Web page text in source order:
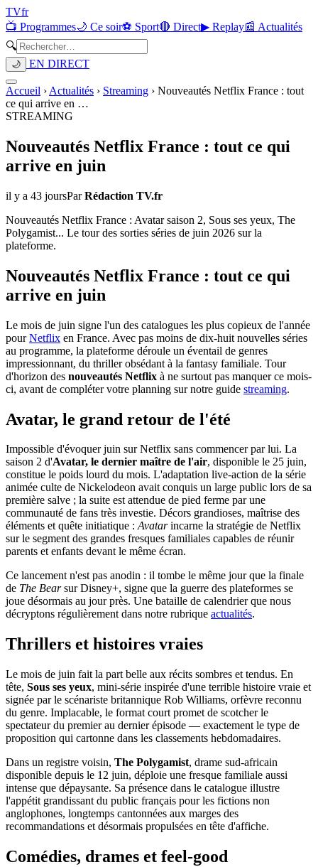
TVfr
📺 Programmes🌙 Ce soir⚽ Sport🔴 Direct▶ Replay📰 Actualités
🔍
🌙 EN DIRECT
Accueil › Actualités › Streaming › Nouveautés Netflix France : tout
ce qui arrive en …
STREAMING
Nouveautés Netflix France : tout ce qui
arrive en juin
il y a 43 joursParRédaction TV.fr
Nouveautés Netflix France : Avatar saison 2, Sous ses yeux, The
Polygamist... Le tour des sorties séries de juin 2026 sur la
plateforme.
Nouveautés Netflix France : tout ce qui
arrive en juin
Le mois de juin signe l'un des catalogues les plus copieux de l'année
pourNetflix en France. Avec pas moins de dix-huit nouvelles séries
au programme, la plateforme déroule un éventail de genres
impressionnant, du thriller obsédant à la fantasy familiale. Tour
d'horizon des nouveautés Netflix à ne surtout pas manquer ce mois-
ci, avant de compléter votre planning sur notre guide streaming.
Avatar, le grand retour de l'été
Impossible d'évoquer juin sur Netflix sans commencer par lui. La
saison 2 d'Avatar, le dernier maître de l'air, disponible le 25 juin,
constitue le poids lourd du mois. L'adaptation live-action de la série
animée culte de Nickelodeon avait conquis un large public lors de sa
première salve ; la suite est attendue de pied ferme par une
communauté de fans très investie. Décors grandioses, maîtrise des
éléments et quête initiatique :Avatarincarne la stratégie de Netflix
sur le segment des grandes fresques familiales capables de réunir
parents et enfants devant le même écran.
Ce lancement n'est pas anodin : il tombe le même jour que la finale
de The Bearsur Disney+, signe que la guerre des plateformes se
joue désormais au jour près. Une bataille de calendrier que nous
décryptons régulièrement dans notre rubrique actualités.
Thrillers et histoires vraies
Le mois de juin fait la part belle aux récits sombres et tendus. En
tête, Sous ses yeux, mini-série inspirée d'une terrible histoire vraie et
signée par le scénariste britannique Rob Williams, orfèvre reconnu
du genre. Implacable, le format court promet de scotcher le
spectateur du premier au dernier épisode — exactement le type de
proposition qui cartonne dans les classements hebdomadaires.
Dans un registre voisin, The Polygamist, drame sud-africain
disponible depuis le 12 juin, déploie une fresque familiale aussi
intense que dépaysante. Sa présence dans le catalogue illustre
l'appétit grandissant du public français pour les fictions non
anglophones, longtemps cantonnées aux marges des
recommandations et désormais propulsées en tête d'affiche.
Comédies, drames et feel-good